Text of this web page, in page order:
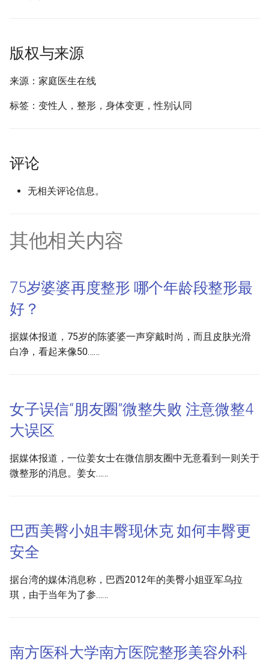
版权与来源
来源：家庭医生在线
标签：变性人，整形，身体变更，性别认同
评论
无相关评论信息。
其他相关内容
75岁婆婆再度整形 哪个年龄段整形最
好？
据媒体报道，75岁的陈婆婆一声穿戴时尚，而且皮肤光滑
白净，看起来像50……
女子误信“朋友圈”微整失败 注意微整4
大误区
据媒体报道，一位姜女士在微信朋友圈中无意看到一则关于
微整形的消息。姜女……
巴西美臀小姐丰臀现休克 如何丰臀更
安全
据台湾的媒体消息称，巴西2012年的美臀小姐亚军乌拉
琪，由于当年为了参……
南方医科大学南方医院整形美容外科